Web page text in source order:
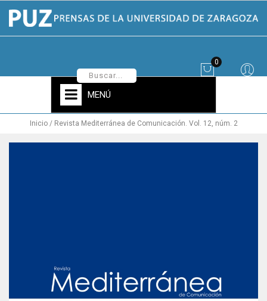
0
MENÚ
Inicio Revista Mediterránea de Comunicación. Vol. 12, núm. 2